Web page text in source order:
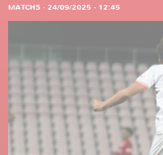
MATCHS · 24/09/2025 - 12:45